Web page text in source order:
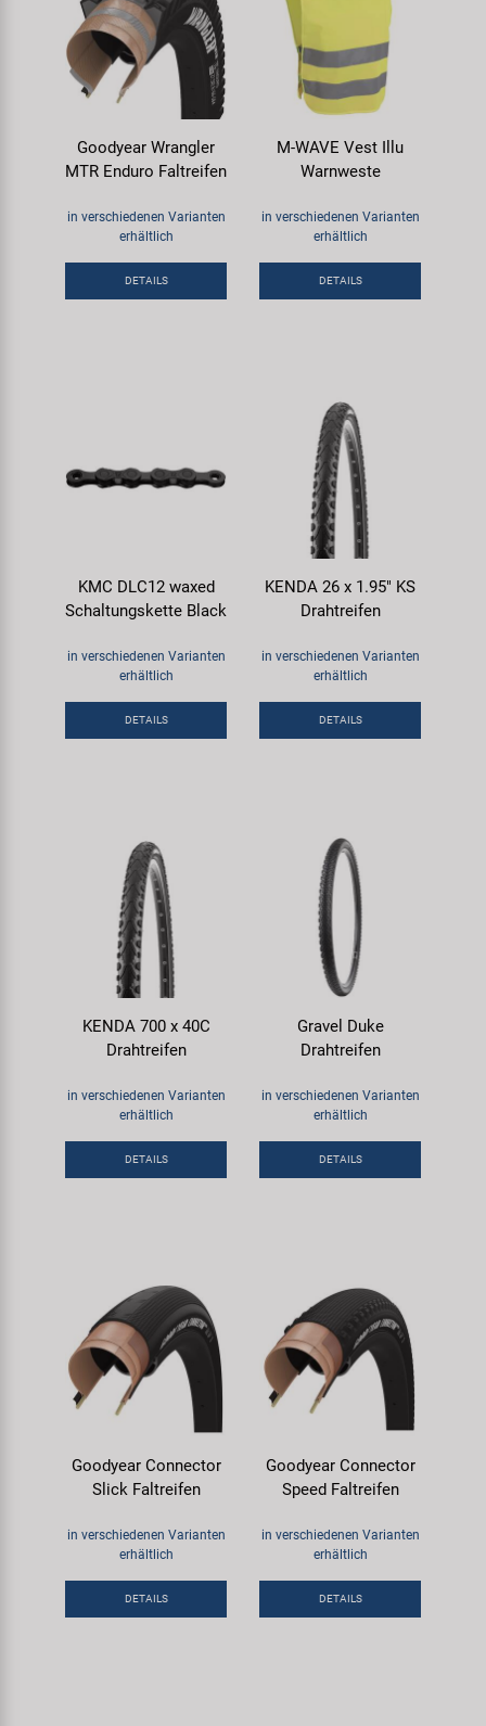
Goodyear Wrangler
MTR Enduro Faltreifen
in verschiedenen Varianten
erhältlich
DETAILS
M-WAVE Vest Illu
Warnweste
in verschiedenen Varianten
erhältlich
DETAILS
KMC DLC12 waxed
Schaltungskette Black
in verschiedenen Varianten
erhältlich
DETAILS
KENDA 26 x 1.95" KS
Drahtreifen
in verschiedenen Varianten
erhältlich
DETAILS
KENDA 700 x 40C
Drahtreifen
in verschiedenen Varianten
erhältlich
DETAILS
Gravel Duke
Drahtreifen
in verschiedenen Varianten
erhältlich
DETAILS
Goodyear Connector
Slick Faltreifen
in verschiedenen Varianten
erhältlich
DETAILS
Goodyear Connector
Speed Faltreifen
in verschiedenen Varianten
erhältlich
DETAILS